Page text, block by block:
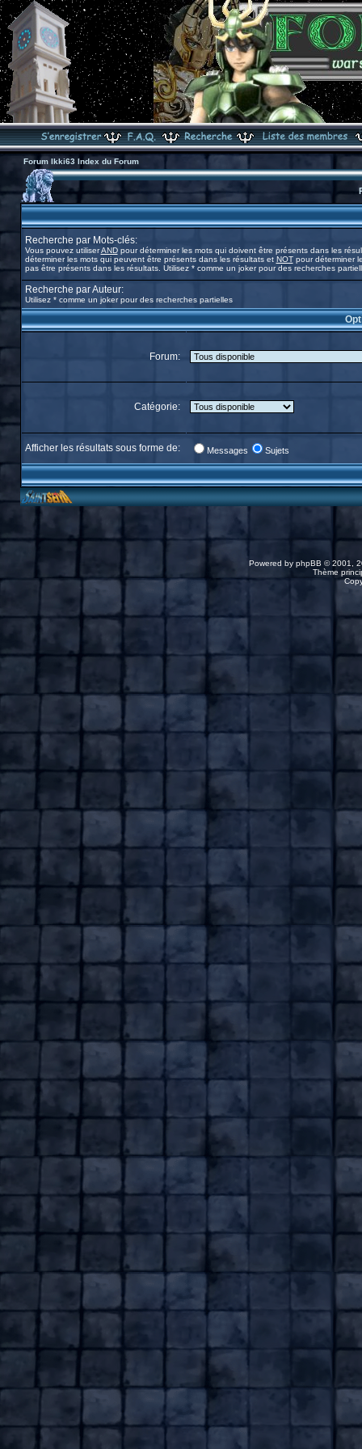
Forum Ikki63 Index du Forum
Recherche par Mots-clés:
Vous pouvez utiliserANDpour déterminer les mots qui doivent être présents dans les
déterminer les mots qui peuvent être présents dans les résultats et NOTpour déterminer
pas être présents dans les résultats. Utilisez * comme un joker pour des recherches
Recherche par Auteur:
Utilisez * comme un joker pour des recherches partielles
Forum:
Catégorie:
Afficher les résultats sous forme de: Messages Sujets
Powered by phpBB © 2001,
Thème